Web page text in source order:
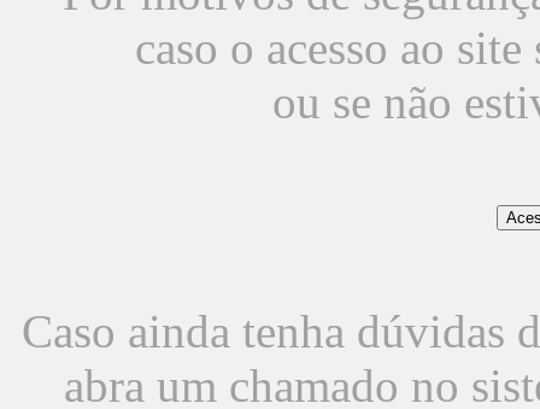
caso o acesso ao
ou se não
Caso ainda tenha dúvidas
abra um chamado no